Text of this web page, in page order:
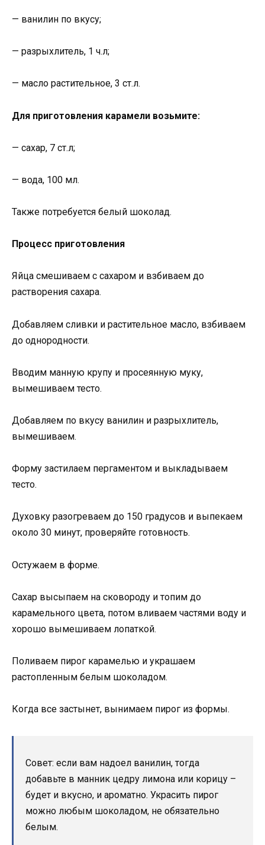
— ванилин по вкусу;
— разрыхлитель, 1 ч.л;
— масло растительное, 3 ст.л.
Для приготовления карамели возьмите:
— сахар, 7 ст.л;
— вода, 100 мл.
Также потребуется белый шоколад.
Процесс приготовления
Яйца смешиваем с сахаром и взбиваем до
растворения сахара.
Добавляем сливки и растительное масло, взбиваем
до однородности.
Вводим манную крупу и просеянную муку,
вымешиваем тесто.
Добавляем по вкусу ванилин и разрыхлитель,
вымешиваем.
Форму застилаем пергаментом и выкладываем
тесто.
Духовку разогреваем до 150 градусов и выпекаем
около 30 минут, проверяйте готовность.
Остужаем в форме.
Сахар высыпаем на сковороду и топим до
карамельного цвета, потом вливаем частями воду и
хорошо вымешиваем лопаткой.
Поливаем пирог карамелью и украшаем
растопленным белым шоколадом.
Когда все застынет, вынимаем пирог из формы.
Совет: если вам надоел ванилин, тогда
добавьте в манник цедру лимона или корицу –
будет и вкусно, и ароматно. Украсить пирог
можно любым шоколадом, не обязательно
белым.